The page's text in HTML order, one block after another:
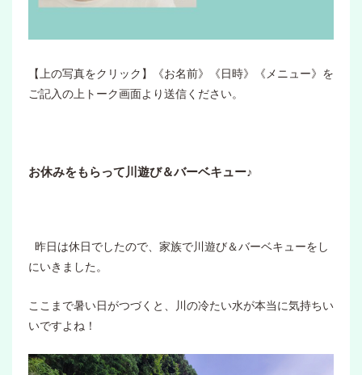
【上の写真をクリック】《お名前》《日時》《メニュー》を
ご記入の上トーク画面より送信ください。
お休みをもらって川遊び＆バーベキュー♪
昨日は休日でしたので、家族で川遊び＆バーベキューをし
にいきました。
ここまで暑い日がつづくと、川の冷たい水が本当に気持ちい
いですよね！